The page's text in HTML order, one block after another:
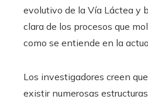
evolutivo de la Vía Láctea y
clara de los procesos que
como se entiende en la
Los investigadores creen
existir numerosas